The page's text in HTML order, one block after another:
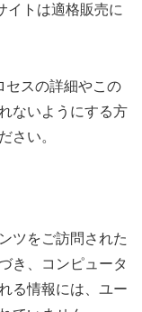
イトは適格販売に
スの詳細やこの
ないようにする方
さい。
ツをご訪問された
き、コンピュータ
る情報には、ユー